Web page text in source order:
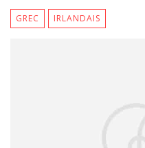
GREC IRLANDAIS